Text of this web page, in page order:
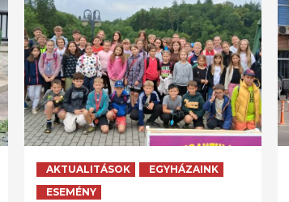
AKTUALITÁSOK
EGYHÁZAINK
ESEMÉNY